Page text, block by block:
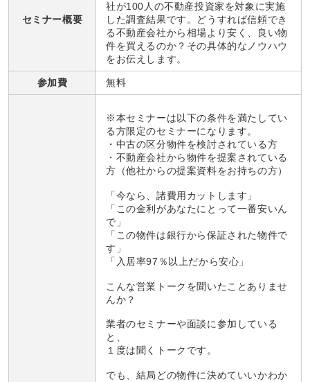
セミナー概要
社が100人の不動産投資家を対象に実施
した調査結果です。どうすれば信頼でき
る不動産会社から相場より安く、良い物
件を買えるのか？その具体的なノウハウ
をお伝えします。
参加費 無料
※本セミナーは以下の条件を満たしてい
る方限定のセミナーになります。
・中古の区分物件を検討されている方
・不動産会社から物件を提案されている
方（他社からの提案資料をお持ちの方）
「今なら、諸費用カットします」
「この金利があなたにとって一番安いん
で」
「この物件は銀行から保証された物件で
す」
「入居率97％以上だから安心」
こんな営業トークを聞いたことありませ
んか？
業者のセミナーや面談に参加している
と、
１度は聞くトークです。
でも、結局どの物件に決めていいかわか